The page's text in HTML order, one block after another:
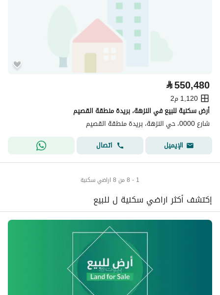
⃁550,480
1,120 م2
أرض سكنية للبيع في النزهة، بريدة منطقة القصيم
شارع 0000، حي النزهة، بريدة منطقة القصيم
الإيميل
اتصال
1 - 8 من 8 اراضي سكنية
إكتشف أكثر اراضي سكنية ل للبيع